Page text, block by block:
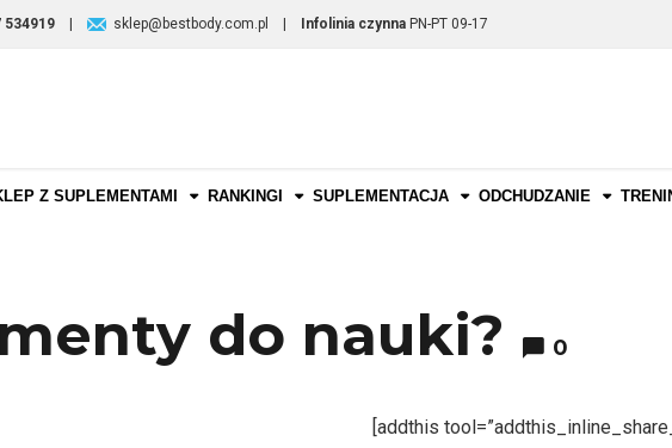
534919 sklep@bestbody.com.pl Infolinia czynna PN-PT 09-17
Z SUPLEMENTAMI RANKINGI SUPLEMENTACJA ODCHUDZANIE
do nauki? 0
[addthis